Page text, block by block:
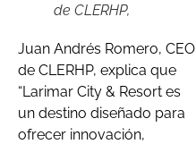
de CLERHP,
Juan Andrés Romero, CEO
de CLERHP, explica que
“Larimar City & Resort es
un destino diseñado para
ofrecer innovación,